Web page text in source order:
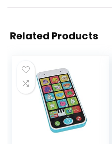
Related Products